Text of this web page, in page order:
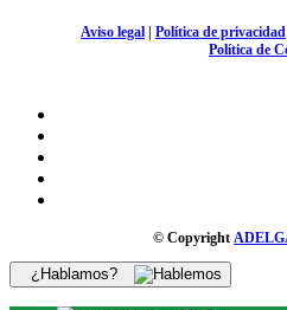
Aviso legal Política de privacidad
Política de
© Copyright
¿Hablamos?